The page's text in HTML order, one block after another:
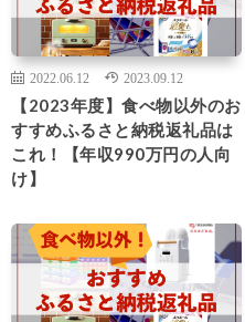
2022.06.12 2023.09.12
【2023年度】食べ物以外のお
すすめふるさと納税返礼品は
これ！【年収990万円の人向
け】